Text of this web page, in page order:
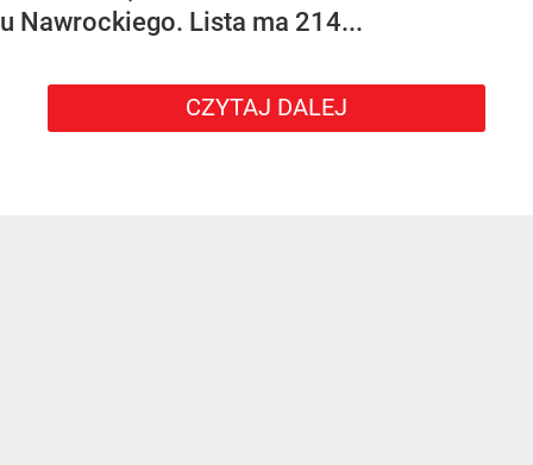
u Nawrockiego. Lista ma 214...
CZYTAJ DALEJ